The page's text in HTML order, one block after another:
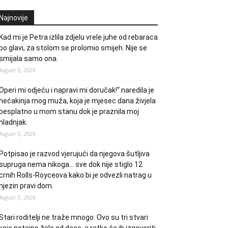
Najnovije
Kad mi je Petra izlila zdjelu vrele juhe od rebaraca
glavi, za stolom se prolomio smijeh. Nije se
samo ona.
5, 2026
mi odjeću i napravi mi doručak!“ naredila je
mog muža, koja je mjesec dana živjela
besplatno u mom stanu dok je praznila moj
hladnjak.
5, 2026
Potpisao je razvod vjerujući da njegova šutljiva
nema nikoga… sve dok nije stiglo 12
Rolls-Royceova kako bi je odvezli natrag u
pravi dom.
5, 2026
roditelji ne traže mnogo: Ovo su tri stvari